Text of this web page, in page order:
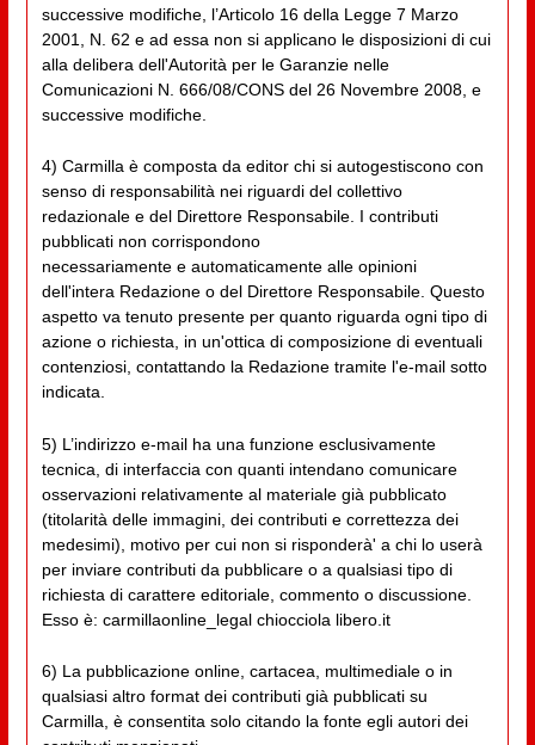
successive modifiche, l’Articolo 16 della Legge 7 Marzo
2001, N. 62 e ad essa non si applicano le disposizioni di cui
alla delibera dell'Autorità per le Garanzie nelle
Comunicazioni N. 666/08/CONS del 26 Novembre 2008, e
successive modifiche.
4) Carmilla è composta da editor chi si autogestiscono con
senso di responsabilità nei riguardi del collettivo
redazionale e del Direttore Responsabile. I contributi
pubblicati non corrispondono
necessariamente e automaticamente alle opinioni
dell'intera Redazione o del Direttore Responsabile. Questo
aspetto va tenuto presente per quanto riguarda ogni tipo di
azione o richiesta, in un'ottica di composizione di eventuali
contenziosi, contattando la Redazione tramite l'e-mail sotto
indicata.
5) L’indirizzo e-mail ha una funzione esclusivamente
tecnica, di interfaccia con quanti intendano comunicare
osservazioni relativamente al materiale già pubblicato
(titolarità delle immagini, dei contributi e correttezza dei
medesimi), motivo per cui non si risponderà' a chi lo userà
per inviare contributi da pubblicare o a qualsiasi tipo di
richiesta di carattere editoriale, commento o discussione.
Esso è: carmillaonline_legal chiocciola libero.it
6) La pubblicazione online, cartacea, multimediale o in
qualsiasi altro format dei contributi già pubblicati su
Carmilla, è consentita solo citando la fonte egli autori dei